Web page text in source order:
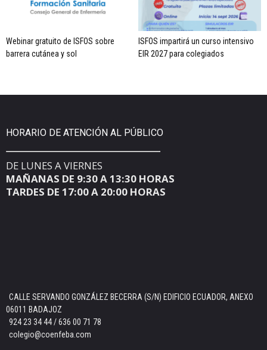
Webinar gratuito de ISFOS sobre
barrera cutánea y sol
ISFOS impartirá un curso intensivo
EIR 2027 para colegiados
HORARIO DE ATENCIÓN AL PÚBLICO
DE LUNES A VIERNES
MAÑANAS DE 9:30 A 13:30 HORAS
TARDES DE 17:00 A 20:00 HORAS
CALLE SERVANDO GONZÁLEZ BECERRA (S/N) EDIFICIO ECUADOR, ANEXO
06011 BADAJOZ
924 23 34 44 / 636 00 71 78
colegio@coenfeba.com